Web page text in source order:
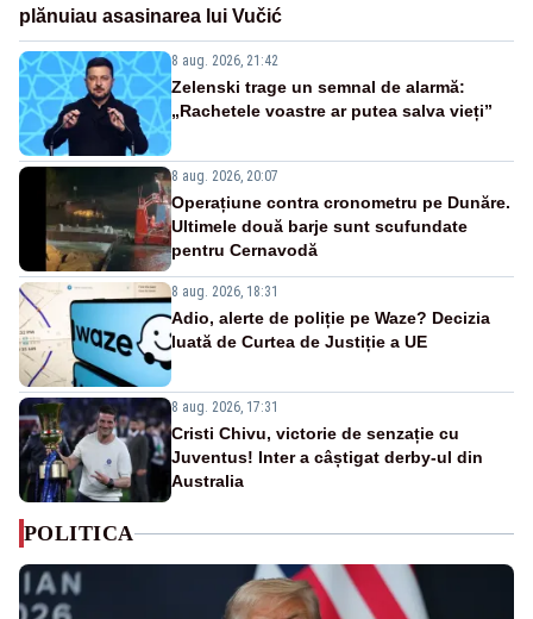
plănuiau asasinarea lui Vučić
8 aug. 2026, 21:42
Zelenski trage un semnal de alarmă:
„Rachetele voastre ar putea salva vieți”
8 aug. 2026, 20:07
Operațiune contra cronometru pe Dunăre.
Ultimele două barje sunt scufundate
pentru Cernavodă
8 aug. 2026, 18:31
Adio, alerte de poliție pe Waze? Decizia
luată de Curtea de Justiție a UE
8 aug. 2026, 17:31
Cristi Chivu, victorie de senzație cu
Juventus! Inter a câștigat derby-ul din
Australia
POLITICA